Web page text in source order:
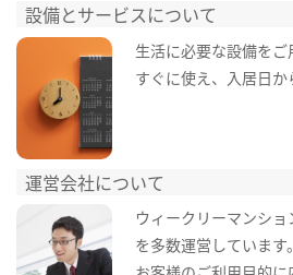
設備とサービスについて
生活に必要な設備を
すぐに使え、入居日か
運営会社について
ウィークリーマンシ
を多数運営しています。